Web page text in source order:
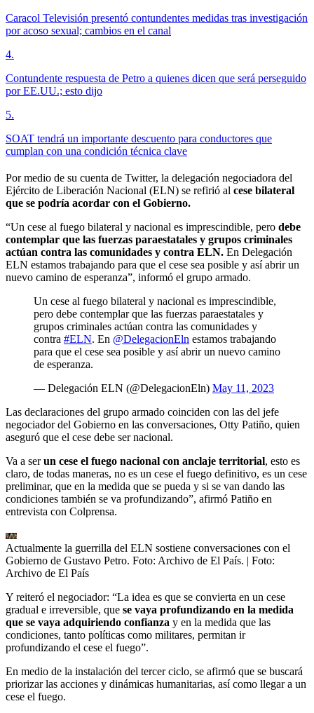
Caracol Televisión presentó contundentes medidas tras investigación
por acoso sexual; cambios en el canal
4.
Contundente respuesta de Petro a quienes dicen que será perseguido
por EE.UU.; esto dijo
5.
SOAT tendrá un importante descuento para conductores que
cumplan con una condición técnica clave
Por medio de su cuenta de Twitter, la delegación negociadora del
Ejército de Liberación Nacional (ELN) se refirió al cese bilateral
que se podría acordar con el Gobierno.
“Un cese al fuego bilateral y nacional es imprescindible, pero debe
contemplar que las fuerzas paraestatales y grupos criminales
actúan contra las comunidades y contra ELN. En Delegación
ELN estamos trabajando para que el cese sea posible y así abrir un
nuevo camino de esperanza”, informó el grupo armado.
Un cese al fuego bilateral y nacional es imprescindible,
pero debe contemplar que las fuerzas paraestatales y
grupos criminales actúan contra las comunidades y
contra #ELN. En @DelegacionEln estamos trabajando
para que el cese sea posible y así abrir un nuevo camino
de esperanza.
— Delegación ELN (@DelegacionEln) May 11, 2023
Las declaraciones del grupo armado coinciden con las del jefe
negociador del Gobierno en las conversaciones, Otty Patiño, quien
aseguró que el cese debe ser nacional.
Va a serun cese el fuego nacional con anclaje territorial, esto es
claro, de todas maneras, no es un cese el fuego definitivo, es un cese
preliminar, que en la medida que se pueda y si se van dando las
condiciones también se va profundizando”, afirmó Patiño en
entrevista con Colprensa.
Actualmente la guerrilla del ELN sostiene conversaciones con el
Gobierno de Gustavo Petro. Foto: Archivo de El País. | Foto:
Archivo de El País
Y reiteró el negociador: “La idea es que se convierta en un cese
gradual e irreversible, que se vaya profundizando en la medida
que se vaya adquiriendo confianza y en la medida que las
condiciones, tanto políticas como militares, permitan ir
profundizando el cese el fuego”.
En medio de la instalación del tercer ciclo, se afirmó que se buscará
priorizar las acciones y dinámicas humanitarias, así como llegar a un
cese el fuego.